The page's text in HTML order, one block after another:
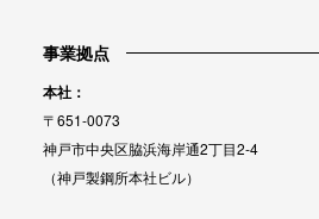
事業拠点
本社：
〒651-0073
神戸市中央区脇浜海岸通2丁目2-4
（神戸製鋼所本社ビル）